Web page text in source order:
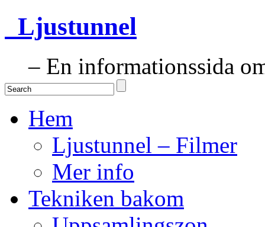
Ljustunnel
– En informationssida
Hem
Ljustunnel – Filmer
Mer info
Tekniken bakom